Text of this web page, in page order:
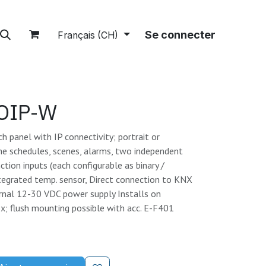
A propos Boutique
Français (CH) Se connecter
W
panel with IP connectivity; portrait or
schedules, scenes, alarms, two independent
inputs (each configurable as binary /
temp. sensor, Direct connection to KNX
12-30 VDC power supply Installs on
flush mounting possible with acc. E-F401